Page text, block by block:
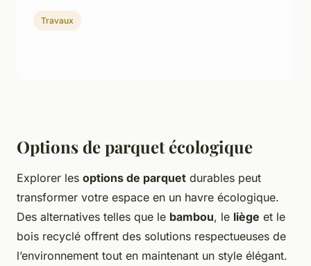
Options de parquet écologique
Explorer les options de parquet durables peut
transformer votre espace en un havre écologique.
Des alternatives telles que le bambou, le liège et le
bois recyclé offrent des solutions respectueuses de
l’environnement tout en maintenant un style élégant.
Travaux